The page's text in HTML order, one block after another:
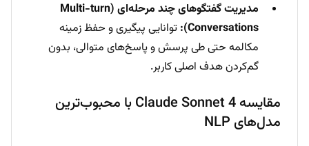
مدیریت گفتگوهای چند مرحله‌ای (Multi-turn
Conversations): توانایی پیگیری و حفظ زمینه
مکالمه حتی طی پرسش و پاسخ‌های متوالی، بدون
گم‌کردن هدف اصلی کاربر.
مقایسه Claude Sonnet 4 با محبوب‌ترین
مدل‌های NLP